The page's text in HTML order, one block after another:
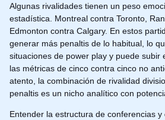
Algunas rivalidades tienen un peso
estadística. Montreal contra Toronto,
Edmonton contra Calgary. En estos
generar más penaltis de lo habitual, lo
situaciones de power play y puede subir
las métricas de cinco contra cinco no
atento, la combinación de rivalidad
penaltis es un nicho analítico con
Entender la estructura de conferencias y